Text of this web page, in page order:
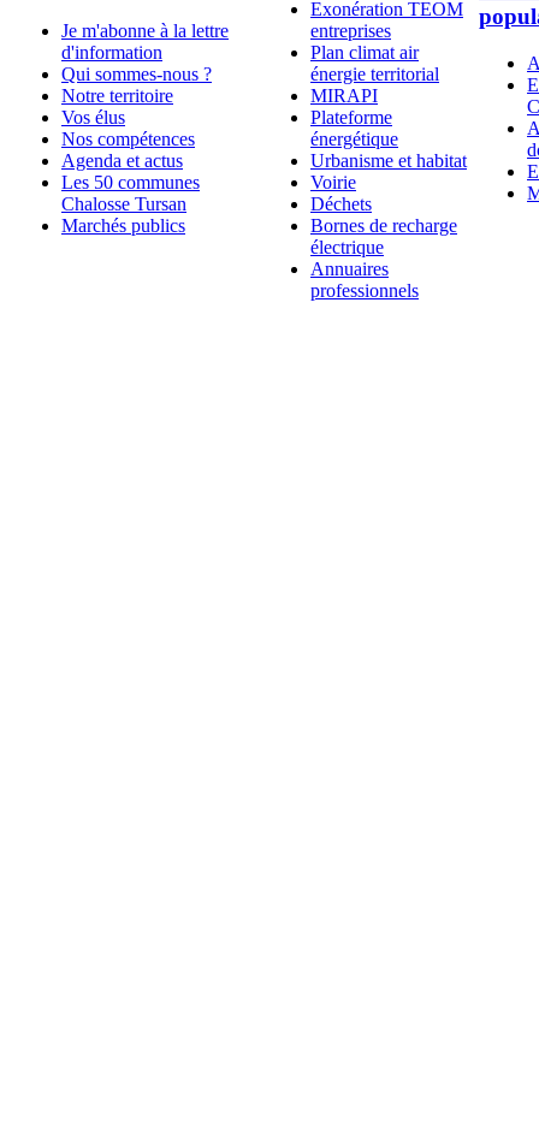
Je m'abonne à la lettre
d'information
Qui sommes-nous ?
Notre territoire
Vos élus
Nos compétences
Agenda et actus
Les 50 communes
Chalosse Tursan
Marchés publics
Exonération TEOM
entreprises
Plan climat air
énergie territorial
MIRAPI
Plateforme
énergétique
Urbanisme et habitat
Voirie
Déchets
Bornes de recharge
électrique
Annuaires
professionnels